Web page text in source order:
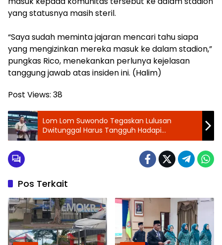
yang statusnya masih steril.
“Saya sudah meminta jajaran mencari tahu siapa
yang mengizinkan mereka masuk ke dalam stadion,”
pungkas Rico, menekankan perlunya kejelasan
tanggung jawab atas insiden ini. (Halim)
Post Views: 38
‎Lom Lom Suwondo Tegaskan Lulusan
Dwitunggal Harus Tangguh Hadapi
Persaingan Global
Pos Terkait